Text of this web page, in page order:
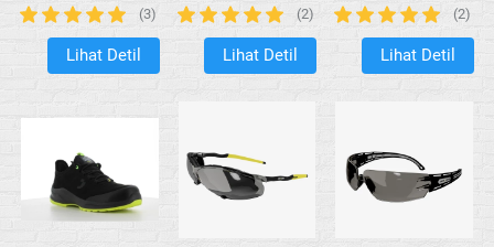
Perf Black
(3)
`
Lihat Detil
TLS Black
(2)
`
Lihat Detil
Black
(2)
`
Lihat Detil